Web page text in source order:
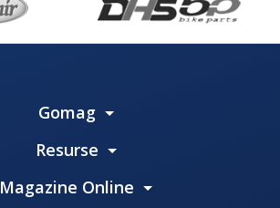
Gomag
Resurse
Magazine Online